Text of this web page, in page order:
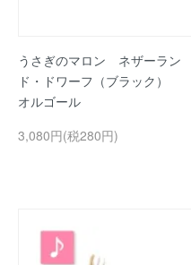
うさぎのマロン ネザーラン
ド・ドワーフ（ブラック）
オルゴール
3,080円(税280円)